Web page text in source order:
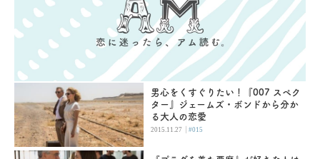
男心をくすぐりたい！『007 スペク
ター』ジェームズ・ボンドから分か
る大人の恋愛
2015.11.27 |#015